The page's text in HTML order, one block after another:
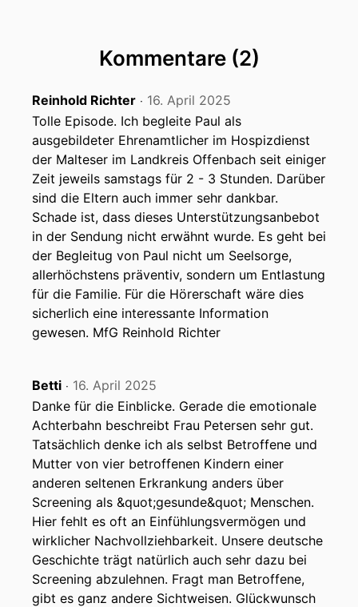
Kommentare (2)
Reinhold Richter ‧ 16. April 2025
Tolle Episode. Ich begleite Paul als
ausgebildeter Ehrenamtlicher im Hospizdienst
der Malteser im Landkreis Offenbach seit einiger
Zeit jeweils samstags für 2 - 3 Stunden. Darüber
sind die Eltern auch immer sehr dankbar.
Schade ist, dass dieses Unterstützungsanbebot
in der Sendung nicht erwähnt wurde. Es geht bei
der Begleitug von Paul nicht um Seelsorge,
allerhöchstens präventiv, sondern um Entlastung
für die Familie. Für die Hörerschaft wäre dies
sicherlich eine interessante Information
gewesen. MfG Reinhold Richter
Betti ‧ 16. April 2025
Danke für die Einblicke. Gerade die emotionale
Achterbahn beschreibt Frau Petersen sehr gut.
Tatsächlich denke ich als selbst Betroffene und
Mutter von vier betroffenen Kindern einer
anderen seltenen Erkrankung anders über
Screening als &quot;gesunde&quot; Menschen.
Hier fehlt es oft an Einfühlungsvermögen und
wirklicher Nachvollziehbarkeit. Unsere deutsche
Geschichte trägt natürlich auch sehr dazu bei
Screening abzulehnen. Fragt man Betroffene,
gibt es ganz andere Sichtweisen. Glückwunsch